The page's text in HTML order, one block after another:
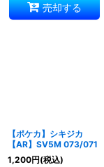
売却する
【ポケカ】シキジカ
【AR】SV5M 073/071
1,200円(税込)